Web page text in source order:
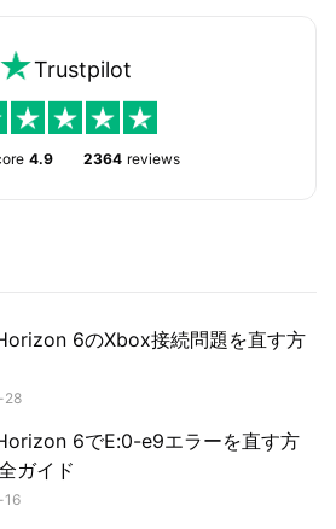
Trustpilot
4.9 2364 reviews
6のXbox接続問題を直す方
28
6でE:0-e9エラーを直す方
ガイド